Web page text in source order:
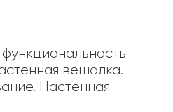
вешалка.
Настенная